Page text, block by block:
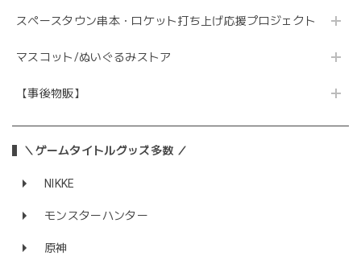
スペースタウン串本・ロケット打ち上げ応援プロジェクト
マスコット/ぬいぐるみストア
【事後物販】
＼ゲームタイトルグッズ多数 ／
NIKKE
モンスターハンター
原神